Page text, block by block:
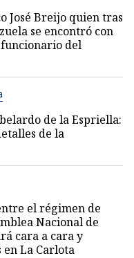
José Breijo quien tras
se encontró con
del
de la Espriella:
de la
el régimen de
Nacional de
cara a cara y
La Carlota